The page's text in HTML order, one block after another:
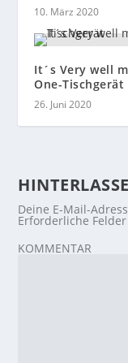
10. März 2020
It´s Very well
One-Tischgerät
26. Juni 2020
Deine E-Mail-
Erforderliche
KOMMENTAR